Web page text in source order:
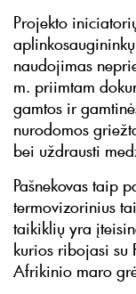
Projekto
naudojimas
m. priimtam
gamtos ir
nurodomos
bei uždrausti
Pašnekovas taip
termovizorinius
taikiklių yra
kurios ribojasi su
Afrikinio maro